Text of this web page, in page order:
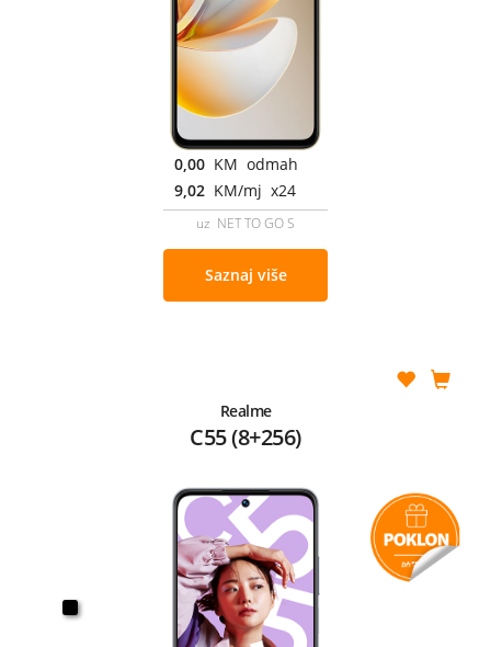
0,00 KM odmah
9,02 KM/mj x24
uz NET TO GO S
Saznaj više
Realme
C55 (8+256)